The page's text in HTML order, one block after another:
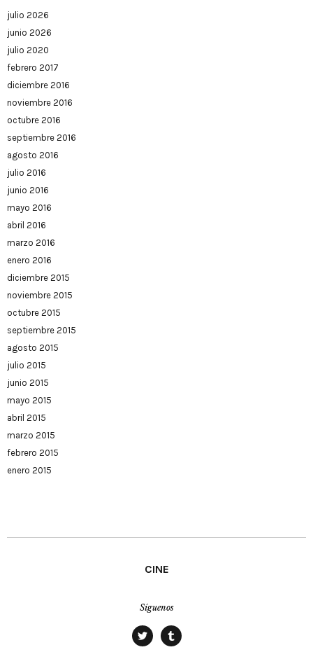
julio 2026
junio 2026
julio 2020
febrero 2017
diciembre 2016
noviembre 2016
octubre 2016
septiembre 2016
agosto 2016
julio 2016
junio 2016
mayo 2016
abril 2016
marzo 2016
enero 2016
diciembre 2015
noviembre 2015
octubre 2015
septiembre 2015
agosto 2015
julio 2015
junio 2015
mayo 2015
abril 2015
marzo 2015
febrero 2015
enero 2015
CINE
Síguenos